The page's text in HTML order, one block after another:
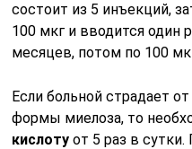
состоит из 5 инъекций,
100 мкг и вводится один
месяцев, потом по 100
Если больной страдает
формы миелоза, то
кислотуот 5 раз в